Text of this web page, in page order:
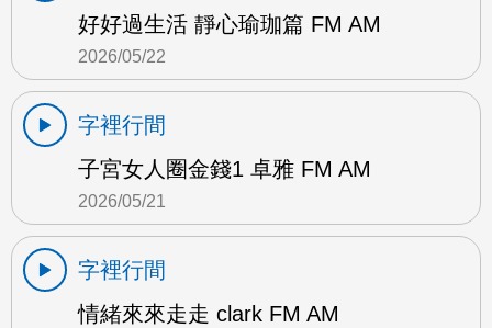
好好過生活 靜心瑜珈篇 FM AM
2026/05/22
字裡行間
子宮女人圈金錢1 卓雅 FM AM
2026/05/21
字裡行間
情緒來來走走 clark FM AM